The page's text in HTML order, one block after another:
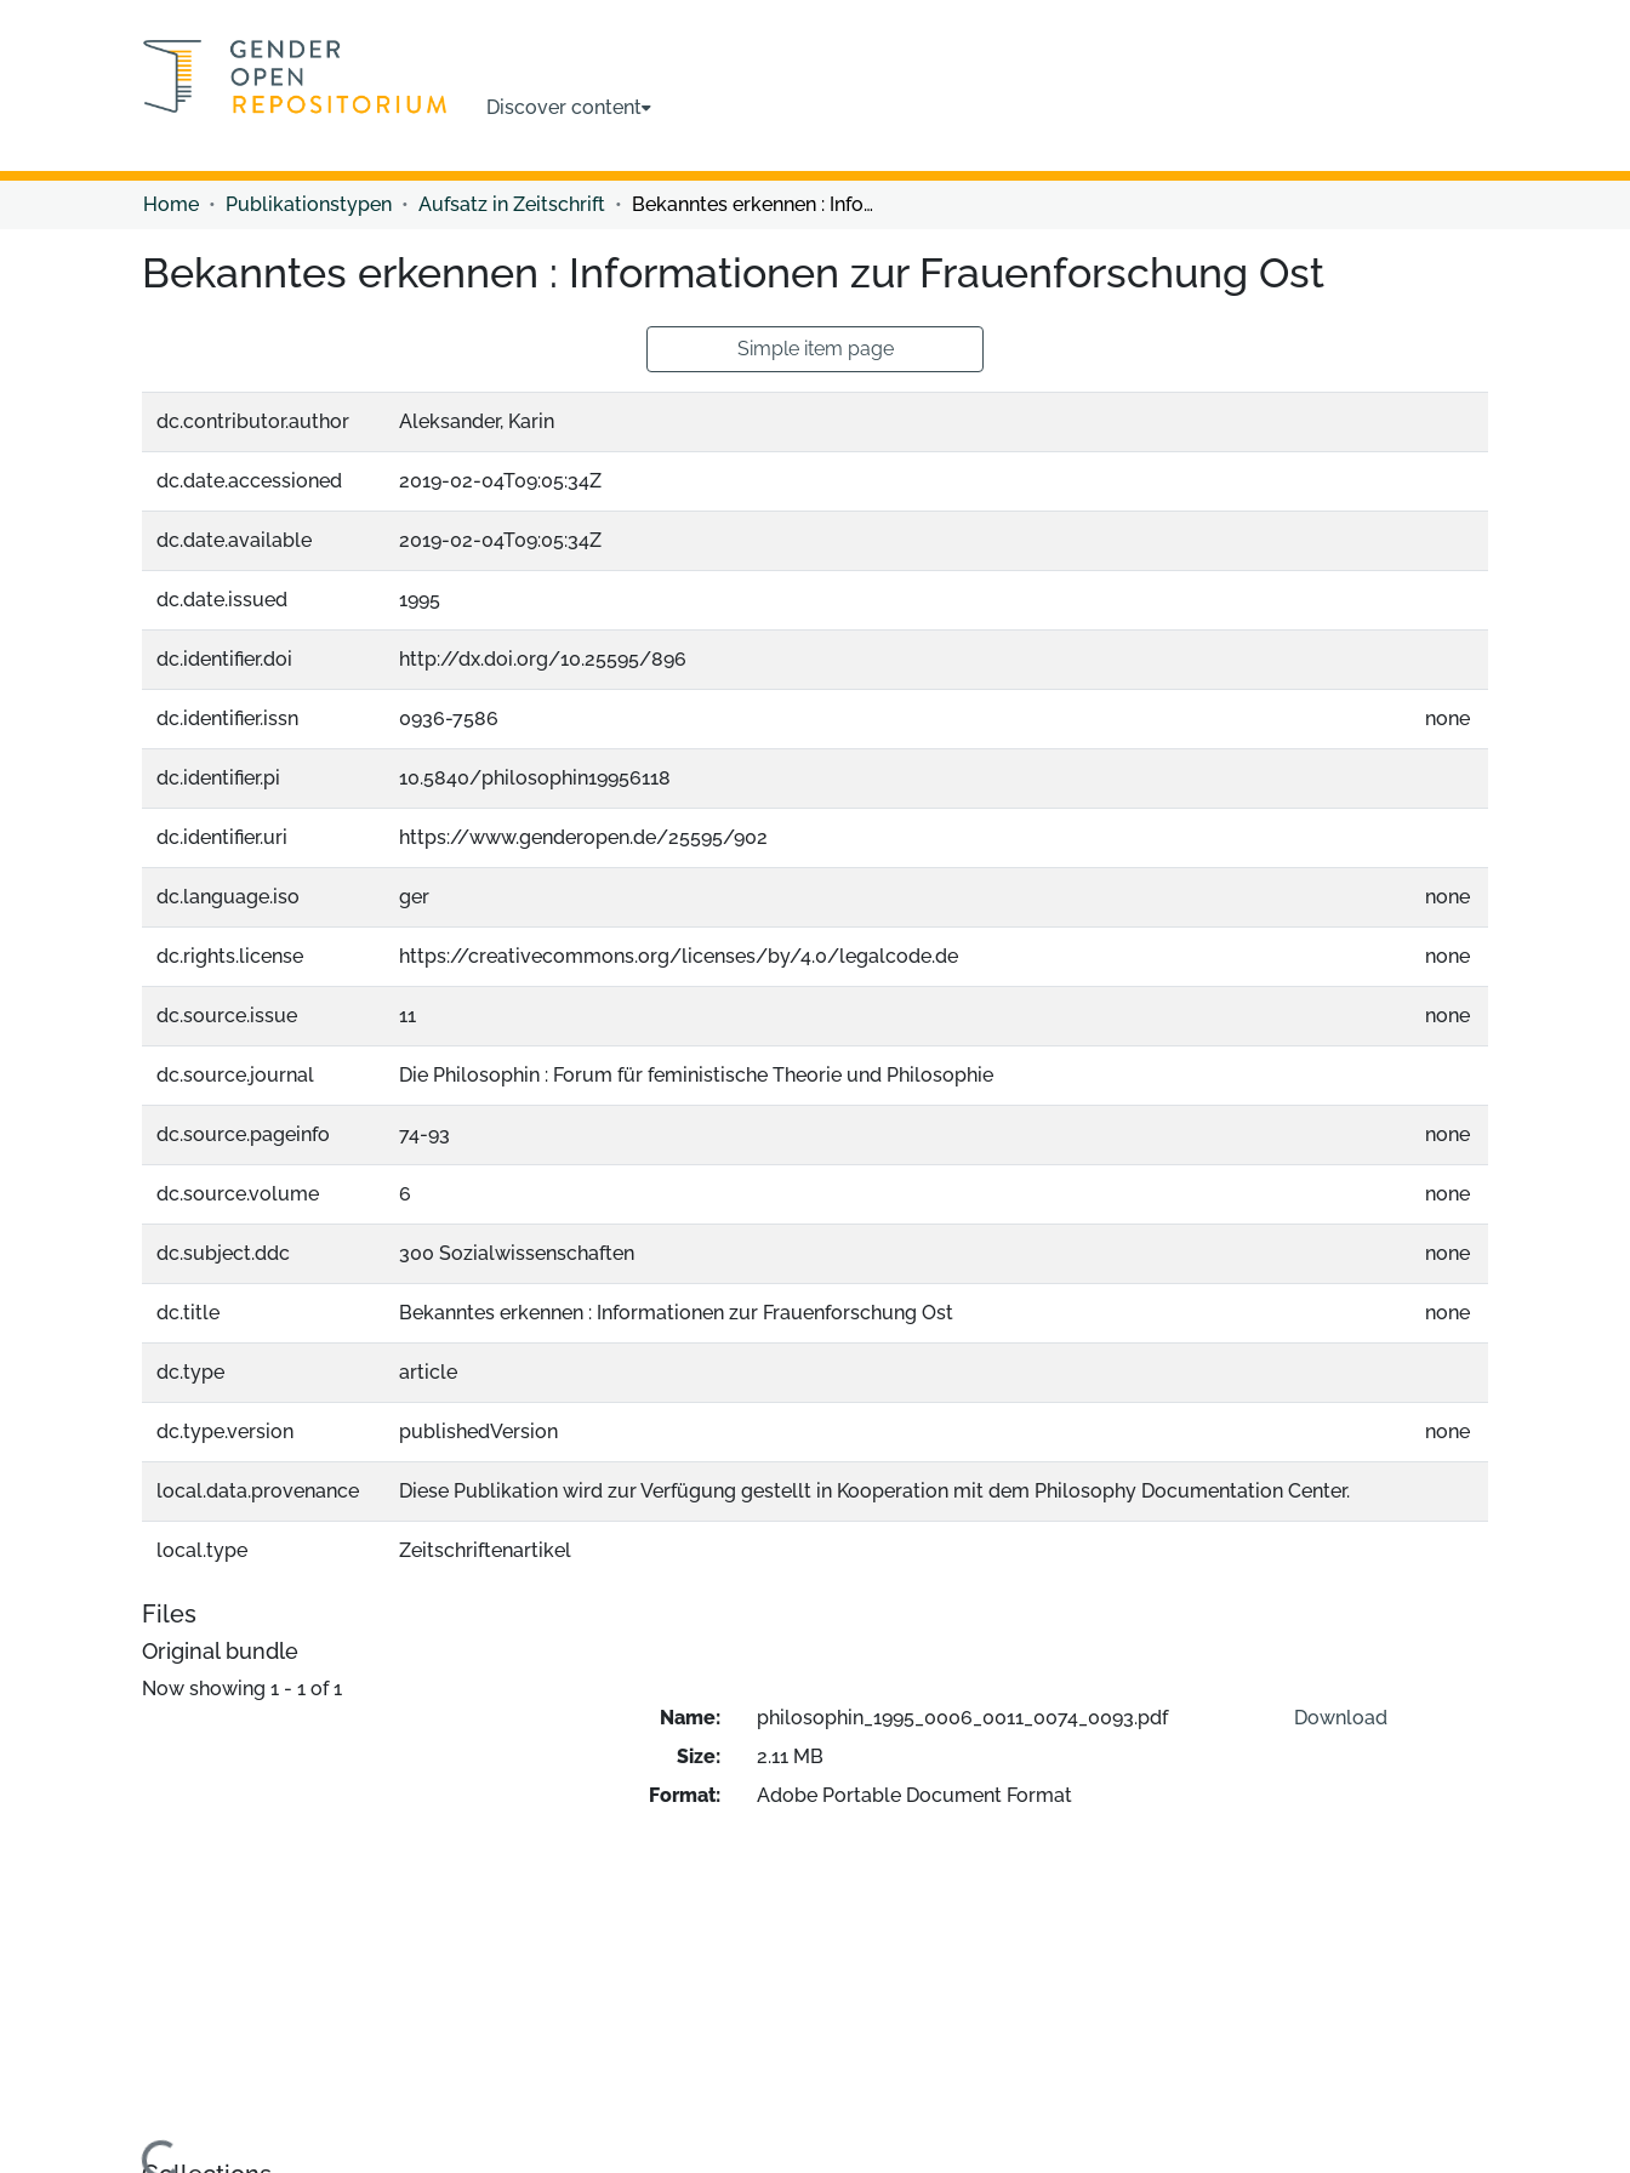
Discover content
Home Publikationstypen Aufsatz in Zeitschrift Bekanntes erkennen : Informationen zur Frauenforschung Ost
Bekanntes erkennen : Informationen zur Frauenforschung Ost
Simple item page
dc.contributor.author Aleksander, Karin
dc.date.accessioned 2019-02-04T09:05:34Z
dc.date.available 2019-02-04T09:05:34Z
dc.date.issued 1995
dc.identifier.doi http://dx.doi.org/10.25595/896
dc.identifier.issn 0936-7586 none
dc.identifier.pi 10.5840/philosophin19956118
dc.identifier.uri https://www.genderopen.de/25595/902
dc.language.iso ger none
dc.rights.license https://creativecommons.org/licenses/by/4.0/legalcode.de none
dc.source.issue 11 none
dc.source.journal Die Philosophin : Forum für feministische Theorie und Philosophie
dc.source.pageinfo 74-93 none
dc.source.volume 6 none
dc.subject.ddc 300 Sozialwissenschaften none
dc.title Bekanntes erkennen : Informationen zur Frauenforschung Ost none
dc.type article
dc.type.version publishedVersion none
local.data.provenance Diese Publikation wird zur Verfügung gestellt in Kooperation mit dem Philosophy Documentation Center.
local.type Zeitschriftenartikel
Files
Original bundle
Now showing 1 - 1 of 1
Loading...
Name:
philosophin_1995_0006_0011_0074_0093.pdf
Size:
2.11 MB
Format:
Adobe Portable Document Format
Download